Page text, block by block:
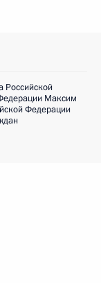
Российской
Максим
Федерации